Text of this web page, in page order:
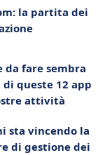
la partita dei
da fare sembra
queste 12 app
attività
sta vincendo la
di gestione dei